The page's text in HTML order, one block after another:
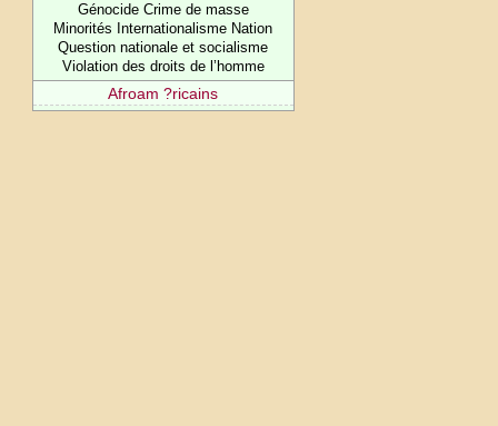
Génocide Crime de masse
Minorités Internationalisme Nation
Question nationale et socialisme
Violation des droits de l’homme
Afroam ?ricains